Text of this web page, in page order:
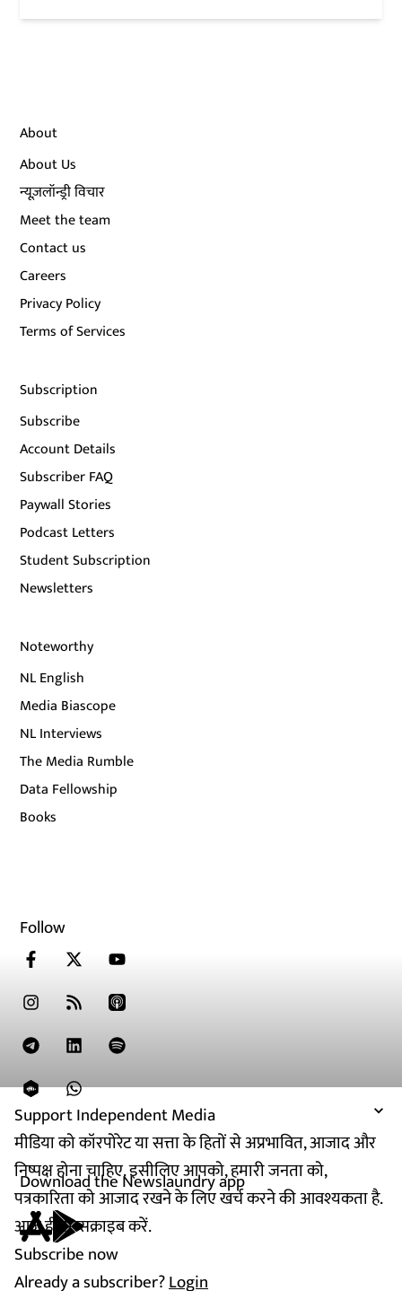
Support Independent Media
मीडिया को कॉरपोरेट या सत्ता के हितों से अप्रभावित, आजाद और
निष्पक्ष होना चाहिए. इसीलिए आपको, हमारी जनता को,
पत्रकारिता को आजाद रखने के लिए खर्च करने की आवश्यकता है.
आज ही सब्सक्राइब करें.
Subscribe now
Already a subscriber?Login
About
About Us
न्यूज़लॉन्ड्री विचार
Meet the team
Contact us
Careers
Privacy Policy
Terms of Services
Subscription
Subscribe
Account Details
Subscriber FAQ
Paywall Stories
Podcast Letters
Student Subscription
Newsletters
Noteworthy
NL English
Media Biascope
NL Interviews
The Media Rumble
Data Fellowship
Books
Follow
Download the Newslaundry app